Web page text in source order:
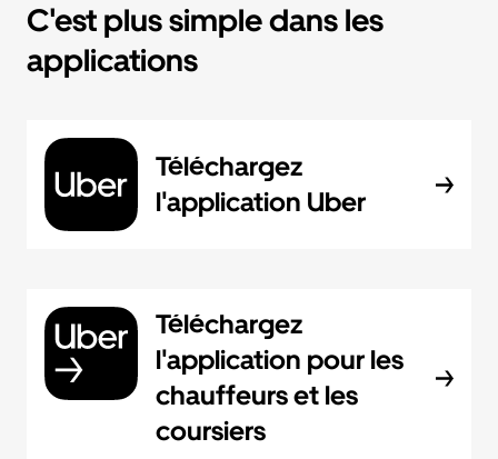
C'est plus simple dans les
applications
Téléchargez
l'application Uber
Téléchargez
l'application pour les
chauffeurs et les
coursiers